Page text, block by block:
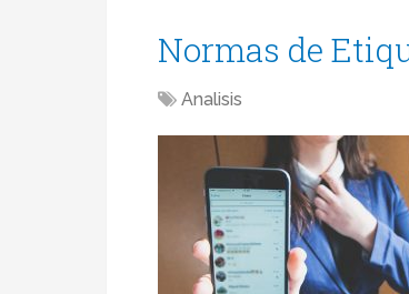
Normas de
Analisis